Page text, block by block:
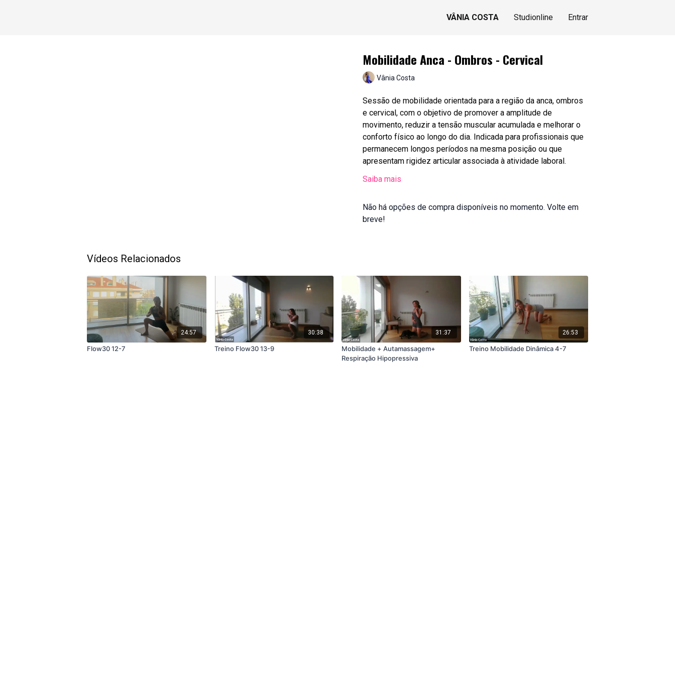
VÂNIA COSTA Studionline Entrar
Mobilidade Anca - Ombros - Cervical
Vânia Costa
Sessão de mobilidade orientada para a região da anca, ombros
e cervical, com o objetivo de promover a amplitude de
movimento, reduzir a tensão muscular acumulada e melhorar o
conforto físico ao longo do dia. Indicada para profissionais que
permanecem longos períodos na mesma posição ou que
apresentam rigidez articular associada à atividade laboral.
Saiba mais
Não há opções de compra disponíveis no momento. Volte em
breve!
Vídeos Relacionados
24:57
Flow30 12-7
30:38
Treino Flow30 13-9
31:37
Mobilidade + Autamassagem+
Respiração Hipopressiva
26:53
Treino Mobilidade Dinâmica 4-7